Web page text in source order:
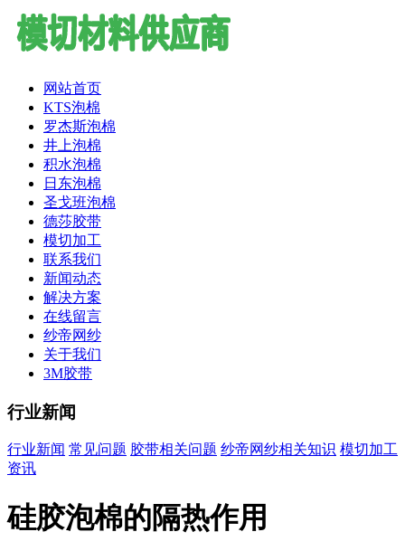
网站首页
KTS泡棉
罗杰斯泡棉
井上泡棉
积水泡棉
日东泡棉
圣戈班泡棉
德莎胶带
模切加工
联系我们
新闻动态
解决方案
在线留言
纱帝网纱
关于我们
3M胶带
行业新闻
行业新闻 常见问题 胶带相关问题 纱帝网纱相关知识 模切加工
资讯
硅胶泡棉的隔热作用